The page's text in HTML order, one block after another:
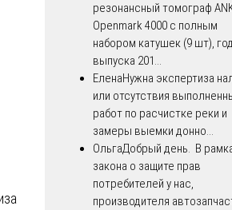
резонансный томограф
Openmark 4000 с полным
набором катушек (9 шт), год
выпуска 201...
ЕленаНужна экспертиза
или отсутствия
работ по расчистке реки и
замеры выемки донно...
ОльгаДобрый день. В
закона о защите прав
потребителей у нас,
производителя